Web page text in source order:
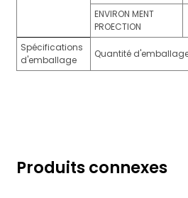
ENVIRON MENT
PROECTION
Spécifications
d'emballage
Quantité
Produits connexes